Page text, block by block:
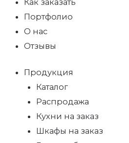
Портфолио
О нас
Отзывы
Продукция
Каталог
Распродажа
Кухни на заказ
Шкафы на заказ